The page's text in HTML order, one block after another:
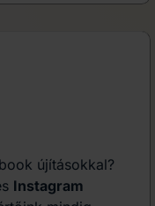
újításokkal?
Instagram